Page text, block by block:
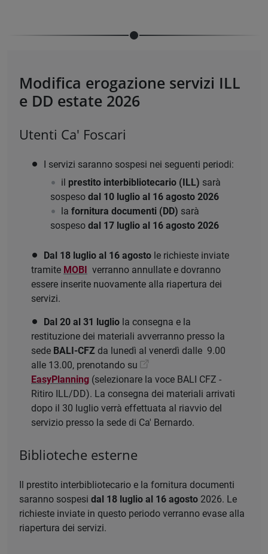
Modifica erogazione servizi ILL
e DD estate 2026
Utenti Ca' Foscari
I servizi saranno sospesi nei seguenti periodi:
il prestito interbibliotecario (ILL) sarà
sospeso dal 10 luglio al 16 agosto 2026
la fornitura documenti (DD) sarà
sospeso dal 17 luglio al 16 agosto 2026
Dal 18 luglio al 16 agosto le richieste inviate
tramite MOBI verranno annullate e dovranno
essere inserite nuovamente alla riapertura dei
servizi.
Dal 20 al 31 luglio la consegna e la
restituzione dei materiali avverranno presso la
sede BALI-CFZ da lunedì al venerdì dalle 9.00
alle 13.00, prenotando su
EasyPlanning (selezionare la voce BALI CFZ -
Ritiro ILL/DD). La consegna dei materiali arrivati
dopo il 30 luglio verrà effettuata al riavvio del
servizio presso la sede di Ca' Bernardo.
Biblioteche esterne
Il prestito interbibliotecario e la fornitura documenti
saranno sospesi dal 18 luglio al 16 agosto 2026. Le
richieste inviate in questo periodo verranno evase alla
riapertura dei servizi.